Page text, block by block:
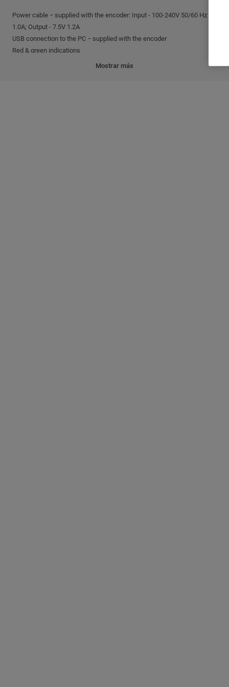
Power cable − supplied with the encoder: Input - 100-240V 50/60 Hz
1.0A; Output - 7.5V 1.2A
USB connection to the PC − supplied with the encoder
Red & green indications
Mostrar más